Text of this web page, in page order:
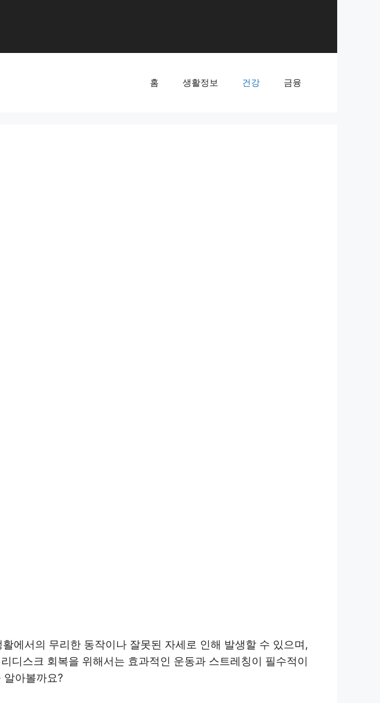
홈 생활정보 건강 금융
에서의 무리한 동작이나 잘못된 자세로 인해 발생할 수 있으며,
디스크 회복을 위해서는 효과적인 운동과 스트레칭이 필수적이
알아볼까요?